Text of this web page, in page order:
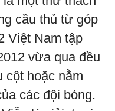
cầu thủ từ góp
Việt Nam tập
vừa qua đều
cột hoặc nằm
các đội bóng.